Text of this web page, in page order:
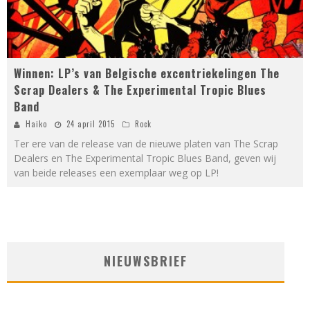
Winnen: LP’s van Belgische excentriekelingen The
Scrap Dealers & The Experimental Tropic Blues
Band
Haiko 24 april 2015 Rock
Ter ere van de release van de nieuwe platen van The Scrap
Dealers en The Experimental Tropic Blues Band, geven wij
van beide releases een exemplaar weg op LP!
NIEUWSBRIEF